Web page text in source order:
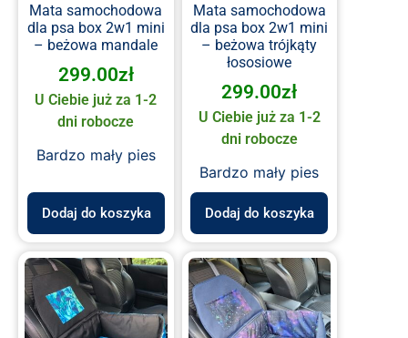
Mata samochodowa
dla psa box 2w1 mini
– beżowa mandale
299.00zł
U Ciebie już za 1-2
dni robocze
Bardzo mały pies
Dodaj do koszyka
Mata samochodowa
dla psa box 2w1 mini
– beżowa trójkąty
łososiowe
299.00zł
U Ciebie już za 1-2
dni robocze
Bardzo mały pies
Dodaj do koszyka